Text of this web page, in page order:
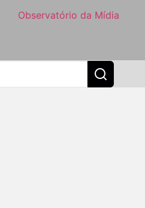
Observatório da Mídia